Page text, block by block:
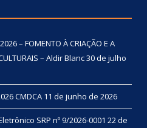
– FOMENTO À CRIAÇÃO E A
– Aldir Blanc30 de julho
CMDCA 11 de junho de 2026
SRP nº 9/2026-0001 22 de